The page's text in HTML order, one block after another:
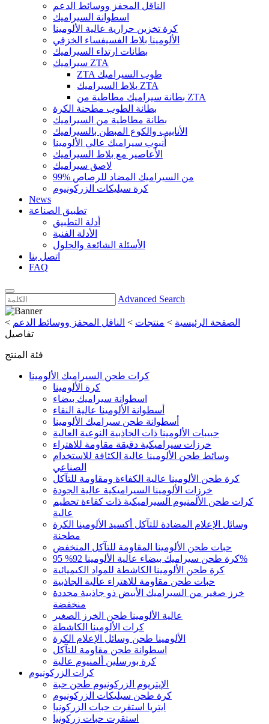
الناقل المحفز ووسائط الدعم
اسطوانة السيراميك
كرة تخزين حرارية عالية الألومينا
الألومينا بلاط الفسيفساء الخزفي
بطانات ارتداء السيراميك
سيراميك ZTA
ZTA طوب السيراميك
بلاط السيراميك ZTA
بطانة سيراميك مطاطية من ZTA
بطانة الطوب مطحنة الكرة
بطانة مطاطية من السيراميك
الأنابيب والكوع المبطن بالسيراميك
أنبوب سيراميك عالي الألومينا
الأعاصير مع بلاط السيراميك
لاصق سيراميك
99% من السيراميك المضاد للرصاص
كرة سيليكات الزركونيوم
News
تطبيق الصناعة
أدلة التطبيق
الأدلة الفنية
الأسئلة الشائعة والحلول
اتصل بنا
FAQ
Advanced Search
الصفحة الرئيسية > منتجات > الناقل المحفز ووسائط الدعم >
تفاصيل
فئة المنتج
كرات طحن السيراميك الألومينا
كرة الألومينا
اسطوانة سيراميك بيضاء
أسطوانة الألومينا عالية النقاء
أسطوانة طحن سيراميك الألومينا
حبيبات الألومينا ذات الجاذبية النوعية العالية
خرزات سيراميكية دقيقة مقاومة للاهتراء
وسائط طحن الألومينا عالية الكثافة للاستخدام
الصناعي
كرة طحن الألومينا عالية الكفاءة ومقاومة للتآكل
خرزات الألومينا السيراميكية عالية الجودة
كرات طحن الألمنيوم السيراميكية ذات كفاءة تحطيم
عالية
وسائل الإعلام المضادة للتآكل أكسيد الألومينا الكرة
مطحنة
حبات طحن الألومينا المقاومة للتآكل المنخفض
كرة طحن سيراميك بيضاء عالية الألومينا 92% 95%
كرة طحن الألومينا الكاشطة للمواد الكيميائية
حبات طحن مقاومة للاهتراء عالية الجاذبية
خرز صغير من السيراميك الأبيض ذو جاذبية محددة
منخفضة
عالية الألومينا طحن الخرز الصغير
كرات الألومينا الكاشطة
الألومينا طحن وسائل الإعلام الكرة
اسطوانة طحن مقاومة للتآكل
كرة بورسلين ألمنيوم عالية
كرات الزركونيوم
الإيتريوم الزركونيوم طحن حبة
كرة طحن سيليكات الزركونيوم
ايتريا استقرت حبات الزركونيا
استقرت حبات زركونيا